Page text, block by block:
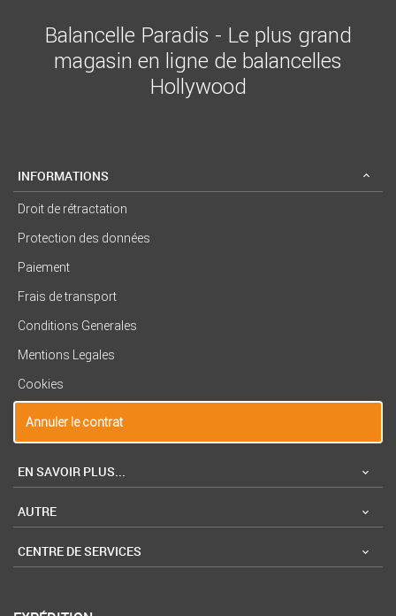
Balancelle Paradis - Le plus grand
magasin en ligne de balancelles
Hollywood
INFORMATIONS
Droit de rétractation
Protection des données
Paiement
Frais de transport
Conditions Generales
Mentions Legales
Cookies
Annuler le contrat
EN SAVOIR PLUS...
AUTRE
CENTRE DE SERVICES